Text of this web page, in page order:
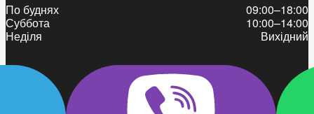
По буднях
09:00–18:00
Суббота
10:00–14:00
Неділя
Вихідний